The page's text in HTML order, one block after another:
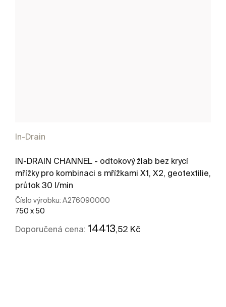
In-Drain
IN-DRAIN CHANNEL - odtokový žlab bez krycí
mřížky pro kombinaci s mřížkami X1, X2, geotextilie,
průtok 30 l/min
Číslo výrobku: A276090000
750 x 50
Doporučená cena: 14413,52 Kč